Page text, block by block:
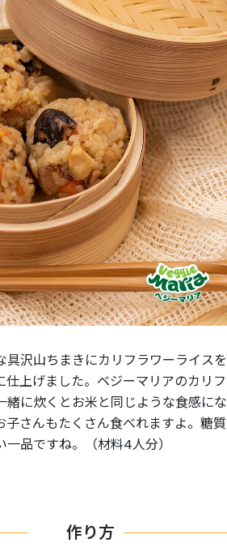
具沢山ちまきにカリフラワーライスを
仕上げました。ベジーマリアのカリフ
緒に炊くとお米と同じような食感にな
子さんもたくさん食べれますよ。糖質
品ですね。（材料4人分）
作り方